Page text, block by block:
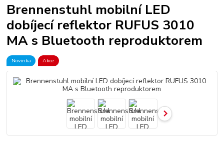
Brennenstuhl mobilní LED
dobíjecí reflektor RUFUS 3010
MA s Bluetooth reproduktorem
Novinka Akce